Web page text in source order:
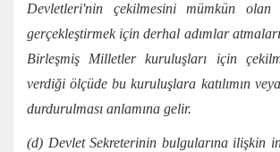
Devletleri'nin çekilmesini mümkün olan
gerçekleştirmek için derhal adımlar
Birleşmiş Milletler kuruluşları için
verdiği ölçüde bu kuruluşlara katılımın
durdurulması anlamına gelir.
(d) Devlet Sekreterinin bulgularına ilişkin